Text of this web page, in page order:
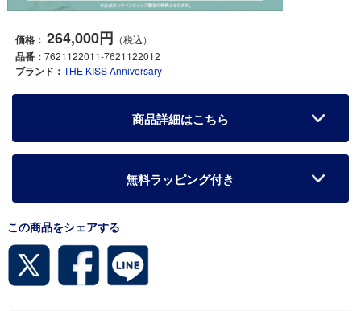
価格： 264,000円 （税込）
品番： 7621122011-7621122012
ブランド： THE KISS Anniversary
商品詳細はこちら
無料ラッピング付き
この商品をシェアする